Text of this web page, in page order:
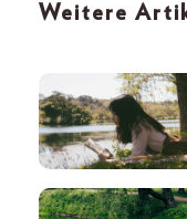
Weitere